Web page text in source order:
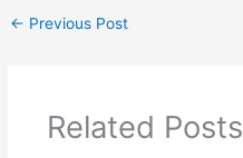
← Previous Post
Related Posts